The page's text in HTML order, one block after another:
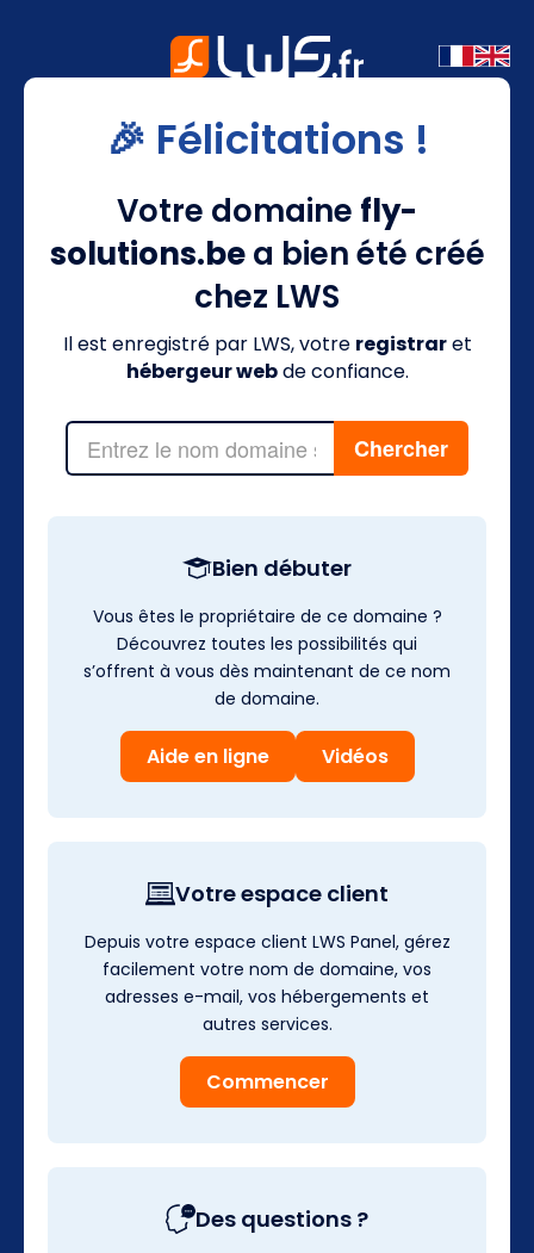
🎉 Félicitations !
Votre domaine fly-
solutions.bea bien été créé
chez LWS
Il est enregistré par LWS, votre registraret
hébergeur webde confiance.
Bien débuter
Vous êtes le propriétaire de ce domaine ?
Découvrez toutes les possibilités qui
s’offrent à vous dès maintenant de ce nom
de domaine.
Aide en ligne Vidéos
Votre espace client
Depuis votre espace client LWS Panel, gérez
facilement votre nom de domaine, vos
adresses e-mail, vos hébergements et
autres services.
Commencer
Des questions ?